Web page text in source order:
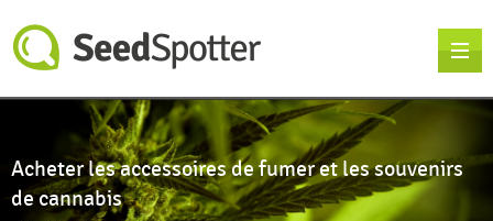
Acheter les accessoires de fumer et les souvenirs
de cannabis